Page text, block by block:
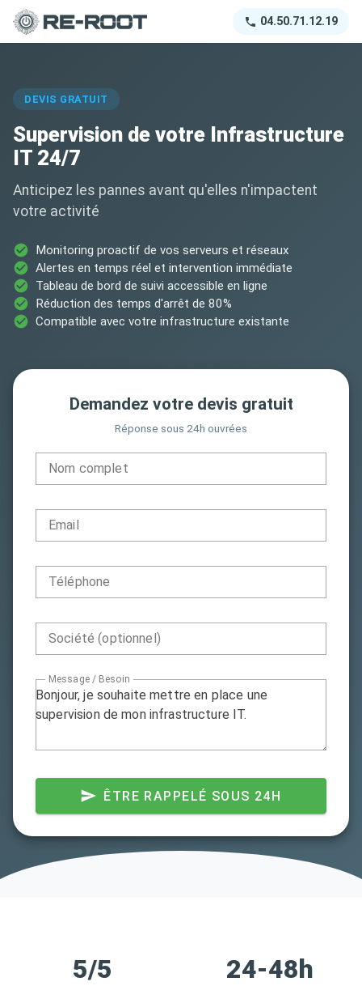
04.50.71.12.19
DEVIS GRATUIT
Supervision de votre Infrastructure
IT 24/7
Anticipez les pannes avant qu'elles n'impactent
votre activité
Monitoring proactif de vos serveurs et réseaux
Alertes en temps réel et intervention immédiate
Tableau de bord de suivi accessible en ligne
Réduction des temps d'arrêt de 80%
Compatible avec votre infrastructure existante
Demandez votre devis gratuit
Réponse sous 24h ouvrées
Nom complet
Email
Téléphone
Société (optionnel)
Message / Besoin
ÊTRE RAPPELÉ SOUS 24H
5/5 24-48h